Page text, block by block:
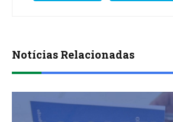
Notícias Relacionadas